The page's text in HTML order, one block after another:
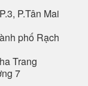
P.Tân Mai
phố Rạch
Trang
7